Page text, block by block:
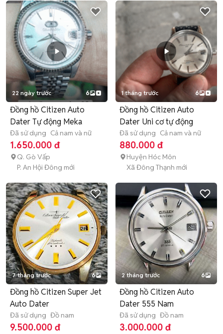
22 ngày trước 6
Đồng hồ Citizen Auto
Dater Tự động Meka
Đã sử dụng Cả nam và nữ
1.650.000 đ
Q. Gò Vấp
P. An Hội Đông mới
1 tháng trước 6
Đồng hồ Citizen Auto
Dater Uni cơ tự động
Đã sử dụng Cả nam và nữ
880.000 đ
Huyện Hóc Môn
Xã Đông Thạnh mới
7 tháng trước 6
Đồng hồ Citizen Super Jet
Auto Dater
Đã sử dụng Đồ nam
9.500.000 đ
2 tháng trước 6
Đồng hồ Citizen Auto
Dater 555 Nam
Đã sử dụng Đồ nam
3.000.000 đ